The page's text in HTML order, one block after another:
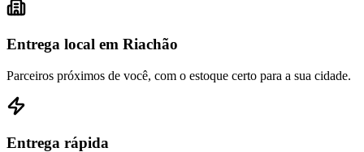
Entrega local em Riachão
Parceiros próximos de você, com o estoque certo para a sua cidade.
Entrega rápida